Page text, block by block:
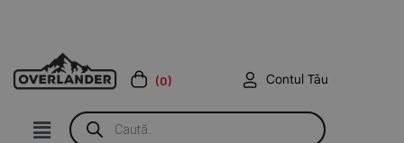
Contul Tău
(0)